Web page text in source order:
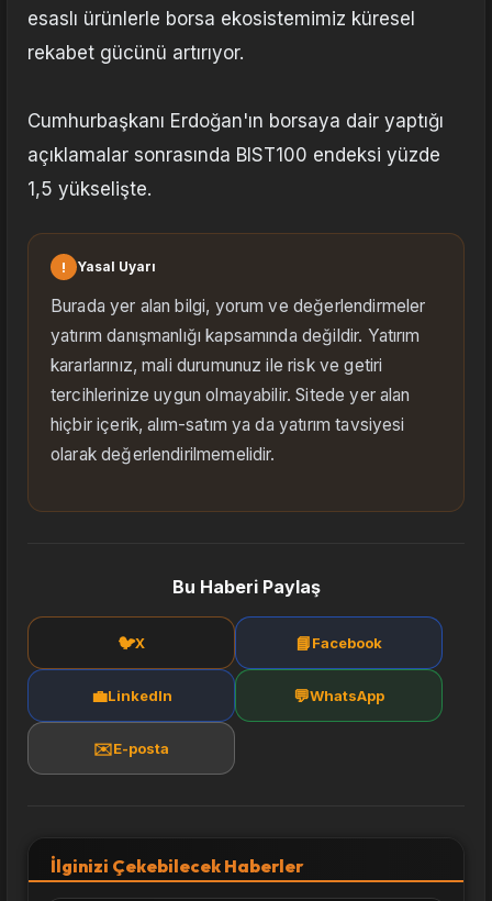
esaslı ürünlerle borsa ekosistemimiz küresel
rekabet gücünü artırıyor.
Cumhurbaşkanı Erdoğan'ın borsaya dair yaptığı
açıklamalar sonrasında BIST100 endeksi yüzde
1,5 yükselişte.
! Yasal Uyarı
Burada yer alan bilgi, yorum ve değerlendirmeler
yatırım danışmanlığı kapsamında değildir. Yatırım
kararlarınız, mali durumunuz ile risk ve getiri
tercihlerinize uygun olmayabilir. Sitede yer alan
hiçbir içerik, alım-satım ya da yatırım tavsiyesi
olarak değerlendirilmemelidir.
Bu Haberi Paylaş
🐦X 📘Facebook
💼LinkedIn 💬WhatsApp
✉️E-posta
İlginizi Çekebilecek Haberler